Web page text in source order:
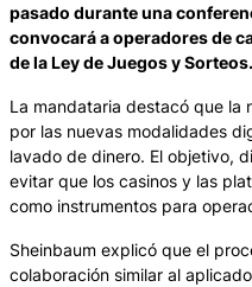
pasado durante una
convocará a operadores de
de la Ley de Juegos y Sorteos.
La mandataria destacó que la
por las nuevas modalidades
lavado de dinero. El objetivo,
evitar que los casinos y las
como instrumentos para
Sheinbaum explicó que el
colaboración similar al